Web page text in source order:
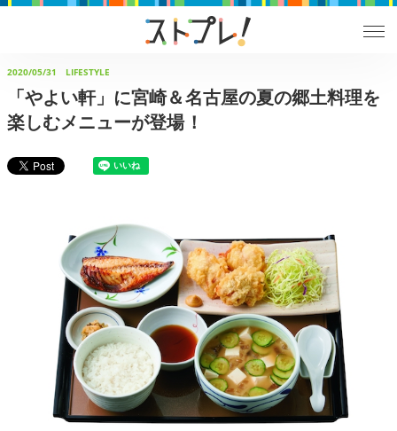
2020/05/31 LIFESTYLE
「やよい軒」に宮崎＆名古屋の夏の郷土料理を
楽しむメニューが登場！